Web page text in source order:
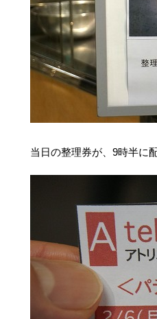
当日の整理券が、9時半に